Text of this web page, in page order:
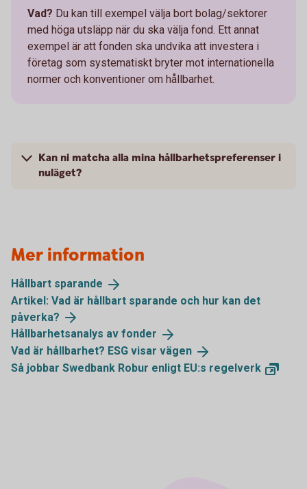
Vad? Du kan till exempel välja bort bolag/sektorer
med höga utsläpp när du ska välja fond. Ett annat
exempel är att fonden ska undvika att investera i
företag som systematiskt bryter mot internationella
normer och konventioner om hållbarhet.
Kan ni matcha alla mina hållbarhetspreferenser i
nuläget?
Mer information
Hållbart sparande
Artikel: Vad är hållbart sparande och hur kan det
påverka?
Hållbarhetsanalys av fonder
Vad är hållbarhet? ESG visar vägen
Så jobbar Swedbank Robur enligt EU:s regelverk